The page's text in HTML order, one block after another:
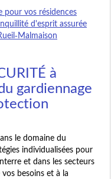
pour vos résidences
d'esprit assurée
Malmaison
à
gardiennage
le domaine du
individualisées pour
et dans les secteurs
besoins et à la